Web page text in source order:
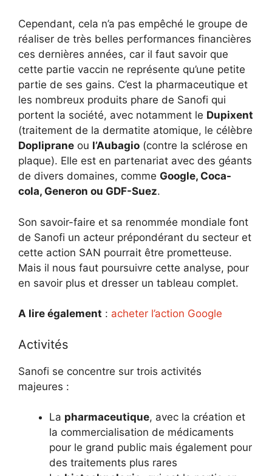
Cependant, cela n’a pas empêché le groupe de
réaliser de très belles performances financières
ces dernières années, car il faut savoir que
cette partie vaccin ne représente qu’une petite
partie de ses gains. C’est la pharmaceutique et
les nombreux produits phare de Sanofi qui
portent la société, avec notamment le Dupixent
(traitement de la dermatite atomique, le célèbre
Dopliprane ou l’Aubagio (contre la sclérose en
plaque). Elle est en partenariat avec des géants
de divers domaines, comme Google, Coca-
cola, Generon ou GDF-Suez.
Son savoir-faire et sa renommée mondiale font
de Sanofi un acteur prépondérant du secteur et
cette action SAN pourrait être prometteuse.
Mais il nous faut poursuivre cette analyse, pour
en savoir plus et dresser un tableau complet.
A lire également : acheter l’action Google
Activités
Sanofi se concentre sur trois activités
majeures :
La pharmaceutique, avec la création et
la commercialisation de médicaments
pour le grand public mais également pour
des traitements plus rares